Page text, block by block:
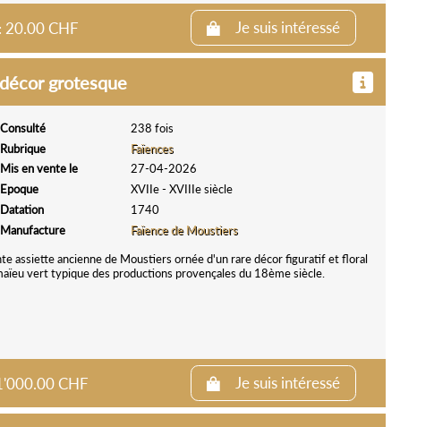
20.00 CHF Je suis intéressé
grotesque
Consulté
238 fois
Rubrique
Faïences
Mis en vente le
27-04-2026
Epoque
XVIIe - XVIIIe siècle
Datation
1740
Manufacture
Faïence de Moustiers
assiette ancienne de Moustiers ornée d'un rare décor figuratif et floral
vert typique des productions provençales du 18ème siècle.
CHF Je suis intéressé